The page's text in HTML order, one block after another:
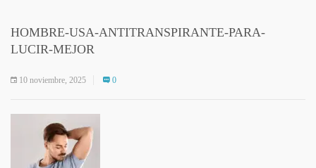
HOMBRE-USA-ANTITRANSPIRANTE-PARA-
LUCIR-MEJOR
10 noviembre, 2025 0